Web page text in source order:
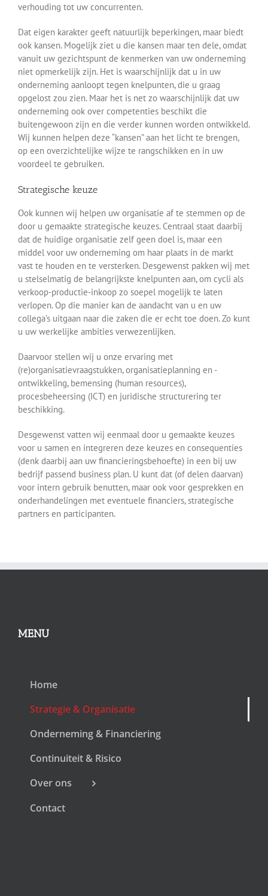
verhouding tot uw concurrenten.
Dat eigen karakter geeft natuurlijk beperkingen, maar biedt
ook kansen. Mogelijk ziet u die kansen maar ten dele, omdat
vanuit uw gezichtspunt de kenmerken van uw onderneming
niet opmerkelijk zijn. Het is waarschijnlijk dat u in uw
onderneming aanloopt tegen knelpunten, die u graag
opgelost zou zien. Maar het is net zo waarschijnlijk dat uw
onderneming ook over competenties beschikt die
buitengewoon zijn en die verder kunnen worden ontwikkeld.
Wij kunnen helpen deze “kansen” aan het licht te brengen,
op een overzichtelijke wijze te rangschikken en in uw
voordeel te gebruiken.
Strategische keuze
Ook kunnen wij helpen uw organisatie af te stemmen op de
door u gemaakte strategische keuzes. Centraal staat daarbij
dat de huidige organisatie zelf geen doel is, maar een
middel voor uw onderneming om haar plaats in de markt
vast te houden en te versterken. Desgewenst pakken wij met
u stelselmatig de belangrijkste knelpunten aan, om cycli als
verkoop-productie-inkoop zo soepel mogelijk te laten
verlopen. Op die manier kan de aandacht van u en uw
collega’s uitgaan naar die zaken die er echt toe doen. Zo kunt
u uw werkelijke ambities verwezenlijken.
Daarvoor stellen wij u onze ervaring met
(re)organisatievraagstukken, organisatieplanning en -
ontwikkeling, bemensing (human resources),
procesbeheersing (ICT) en juridische structurering ter
beschikking.
Desgewenst vatten wij eenmaal door u gemaakte keuzes
voor u samen en integreren deze keuzes en consequenties
(denk daarbij aan uw financieringsbehoefte) in een bij uw
bedrijf passend business plan. U kunt dat (of delen daarvan)
voor intern gebruik benutten, maar ook voor gesprekken en
onderhandelingen met eventuele financiers, strategische
partners en participanten.
MENU
Home
Strategie & Organisatie
Onderneming & Financiering
Continuiteit & Risico
Over ons
Contact